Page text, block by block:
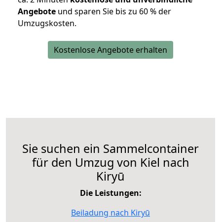
Angebote und sparen Sie bis zu 60 % der
Umzugskosten.
Kostenlose Angebote erhalten
Sie suchen ein Sammelcontainer
für den Umzug von Kiel nach
Kiryū
Die Leistungen:
Beiladung nach Kiryū